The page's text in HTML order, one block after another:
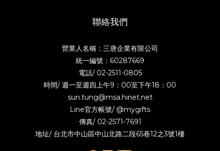
聯絡我們
營業人名稱：三唐企業有限公司
統一編號：60287669
電話/ 02-2511-0805
時間/ 週一至週四上午9：00至下午18：00
sun.tung@msa.hinet.net
Line官方帳號/ @mygifts
傳真/ 02-2571-7691
地址/ 台北市中山區中山北路二段65巷12之3號1樓